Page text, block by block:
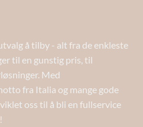
å tilby - alt fra de enkleste
til en gunstig pris, til
Med
fra Italia og mange gode
oss til å bli en fullservice